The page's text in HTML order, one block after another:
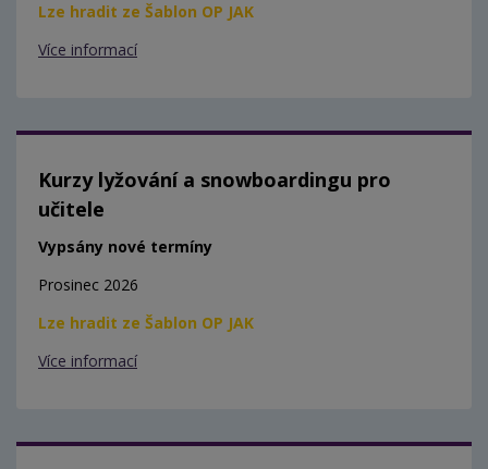
Lze hradit ze Šablon OP JAK
Více informací
Kurzy lyžování a snowboardingu pro
učitele
Vypsány nové termíny
Prosinec 2026
Lze hradit ze Šablon OP JAK
Více informací